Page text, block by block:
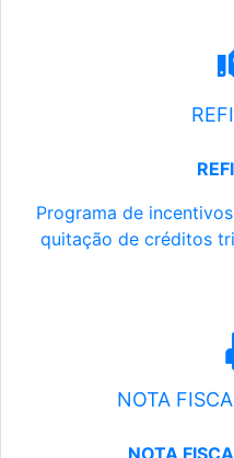
Programa de
quitação de créditos
NOTA